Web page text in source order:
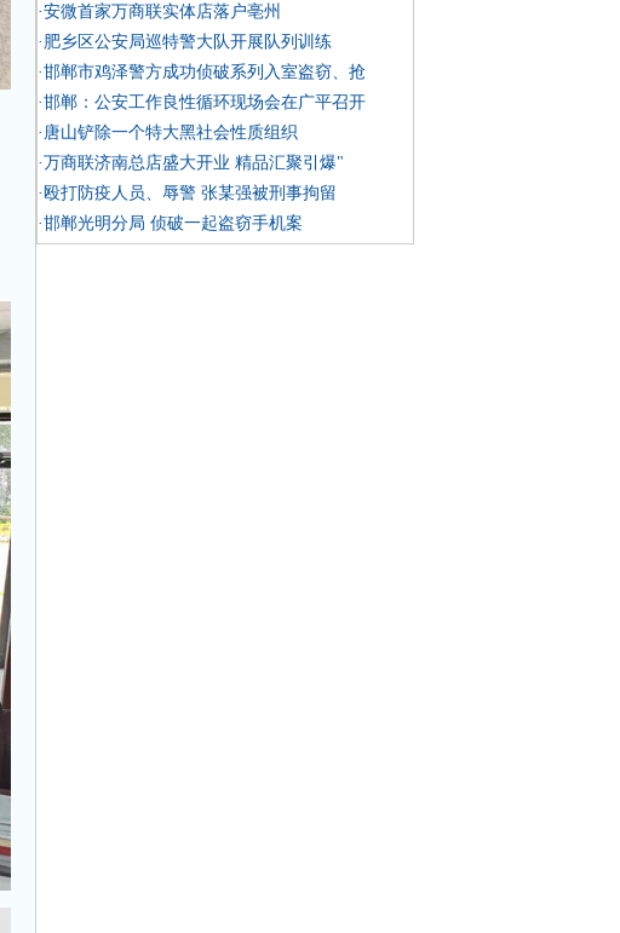
·安微首家万商联实体店落户亳州
·肥乡区公安局巡特警大队开展队列训练
·邯郸市鸡泽警方成功侦破系列入室盗窃、抢
·邯郸：公安工作良性循环现场会在广平召开
·唐山铲除一个特大黑社会性质组织
·万商联济南总店盛大开业 精品汇聚引爆"
·殴打防疫人员、辱警 张某强被刑事拘留
·邯郸光明分局 侦破一起盗窃手机案